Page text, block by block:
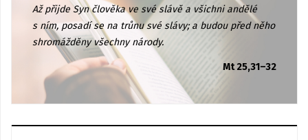
Až přijde Syn člověka ve své slávě a všichni andělé
s ním, posadí se na trůnu své slávy; a budou před něho
shromážděny všechny národy.
Mt 25,31–32